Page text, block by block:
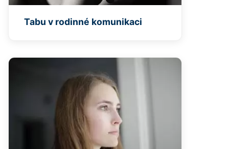
Tabu v rodinné komunikaci